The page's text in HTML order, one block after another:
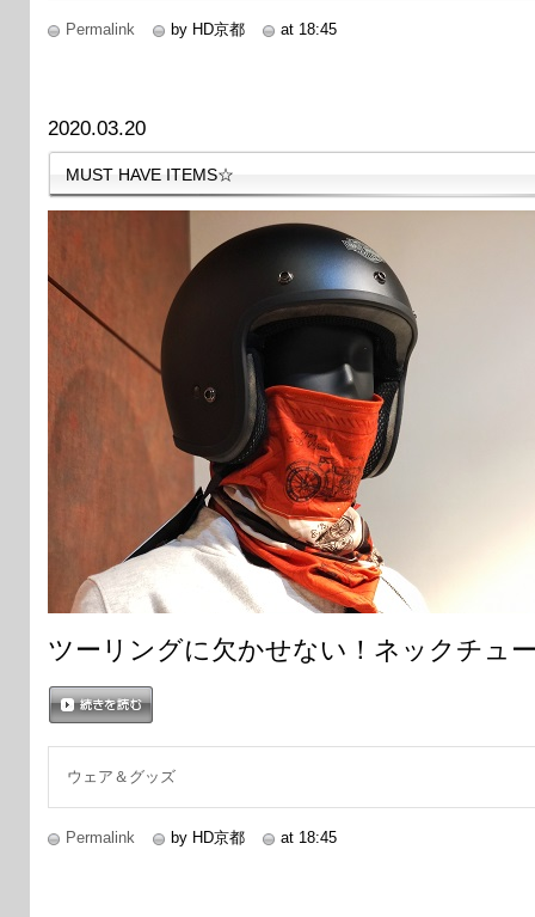
Permalink by HD京都 at 18:45
2020.03.20
MUST HAVE ITEMS☆
ツーリングに欠かせない！ネックチュ
ウェア＆グッズ
Permalink by HD京都 at 18:45